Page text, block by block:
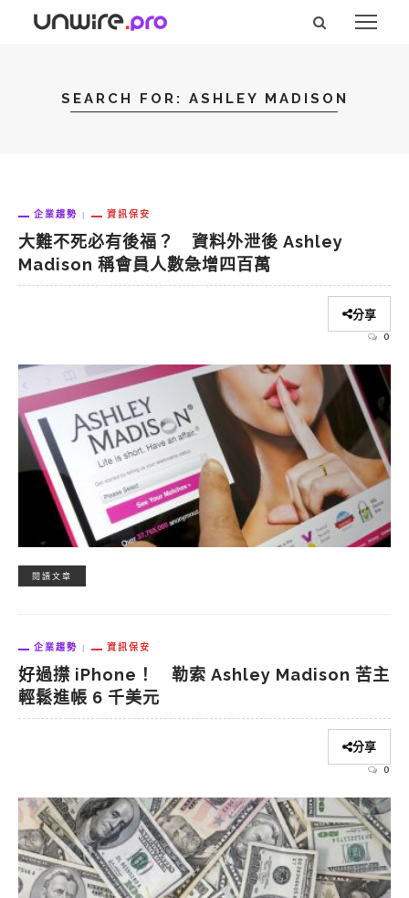
SEARCH FOR: ASHLEY MADISON
企業趨勢 資訊保安
大難不死必有後福？ 資料外泄後 Ashley
Madison 稱會員人數急增四百萬
分享
0
閱讀文章
企業趨勢 資訊保安
好過㩒 iPhone！ 勒索 Ashley Madison 苦主
輕鬆進帳 6 千美元
分享
0